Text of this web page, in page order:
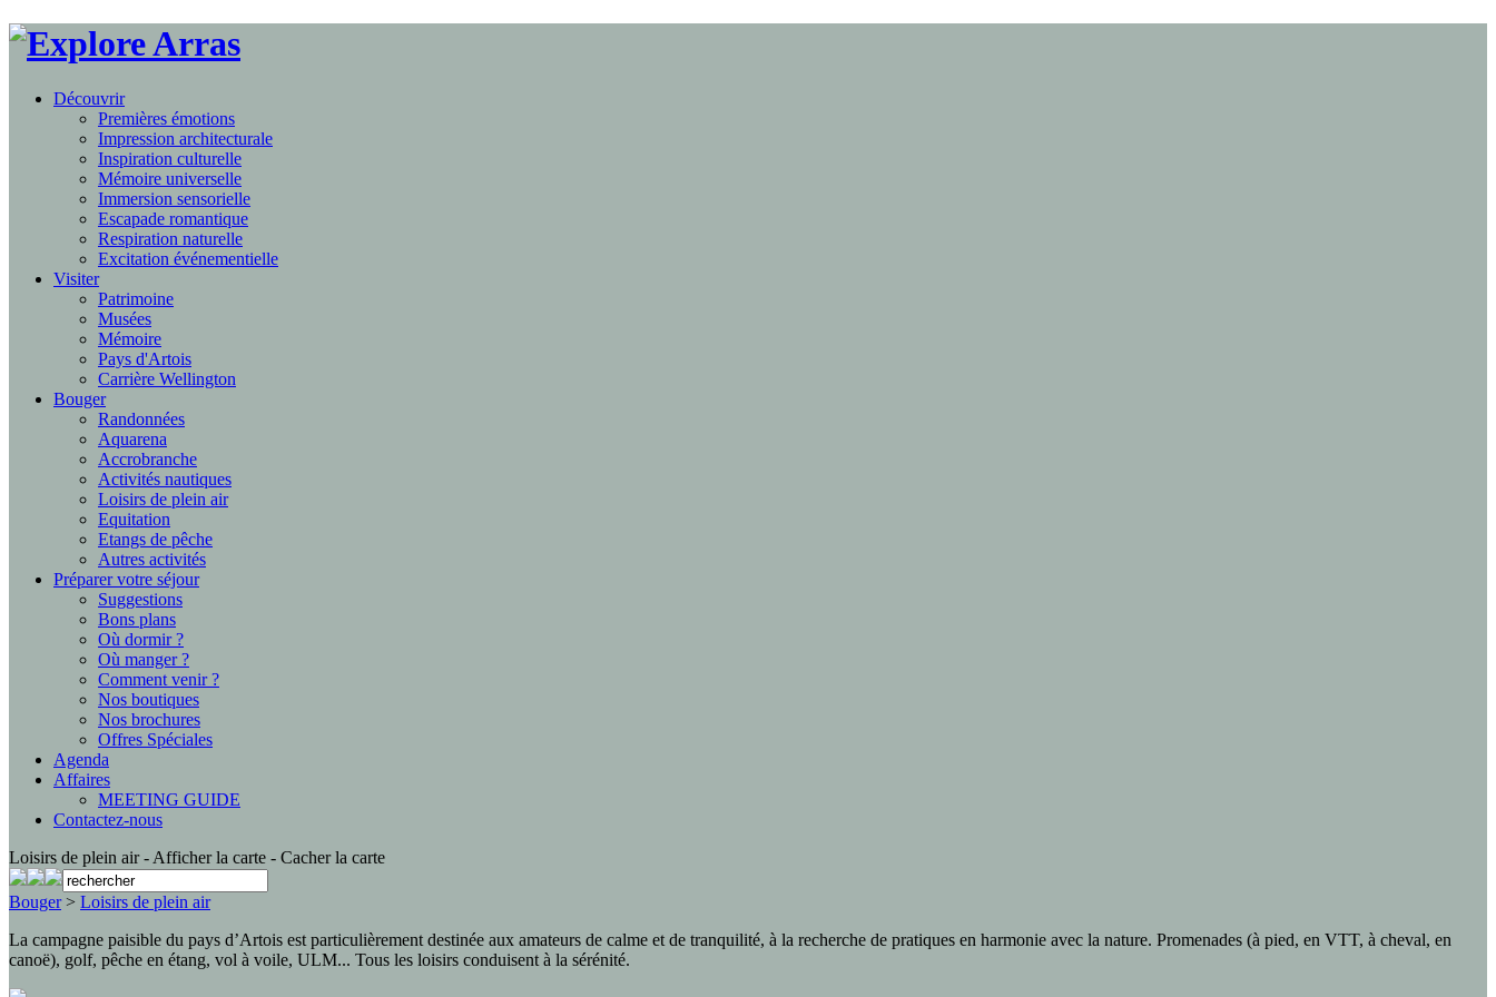
Découvrir
Premières émotions
Impression architecturale
Inspiration culturelle
Mémoire universelle
Immersion sensorielle
Escapade romantique
Respiration naturelle
Excitation événementielle
Visiter
Patrimoine
Musées
Mémoire
Pays d'Artois
Carrière Wellington
Bouger
Randonnées
Aquarena
Accrobranche
Activités nautiques
Loisirs de plein air
Equitation
Etangs de pêche
Autres activités
Préparer votre séjour
Suggestions
Bons plans
Où dormir ?
Où manger ?
Comment venir ?
Nos boutiques
Nos brochures
Offres Spéciales
Agenda
Affaires
MEETING GUIDE
Contactez-nous
Loisirs de plein air- Afficher la carte - Cacher la carte
Bouger> Loisirs de plein air
La campagne paisible du pays d’Artois est particulièrement destinée aux amateurs de calme et de tranquilité, à la recherche de pratiques en harmonie avec la nature. Promenades (à pied, en VTT, à cheval, en
canoë), golf, pêche en étang, vol à voile, ULM... Tous les loisirs conduisent à la sérénité.